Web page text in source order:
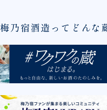
梅乃宿酒造ってどんな